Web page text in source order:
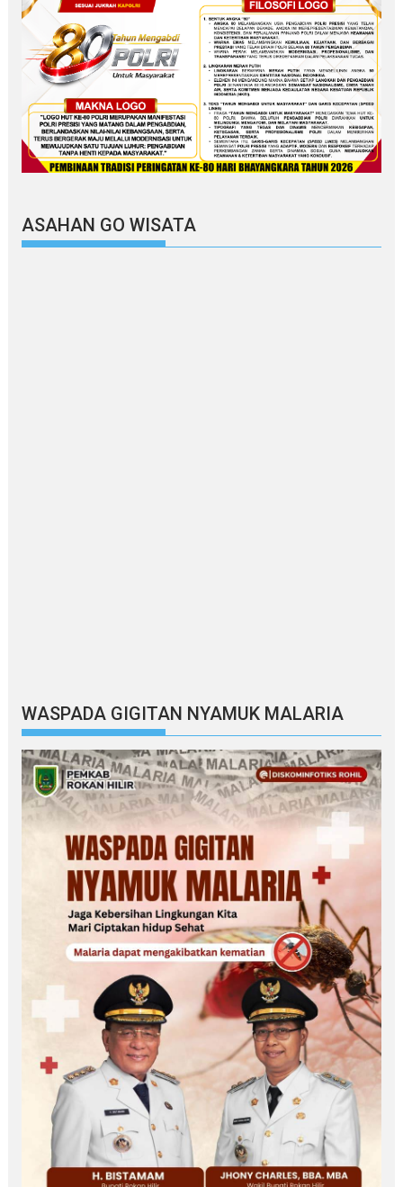
ASAHAN GO WISATA
WASPADA GIGITAN NYAMUK MALARIA